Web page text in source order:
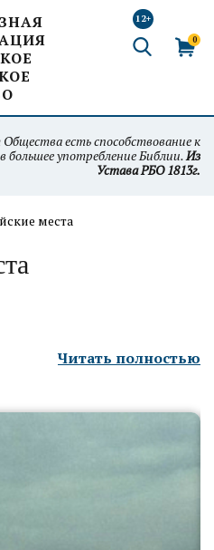
12+
0
есть способствование к
большее употребление Библии.Из
Устава РБО 1813г.
места
Читать полностью